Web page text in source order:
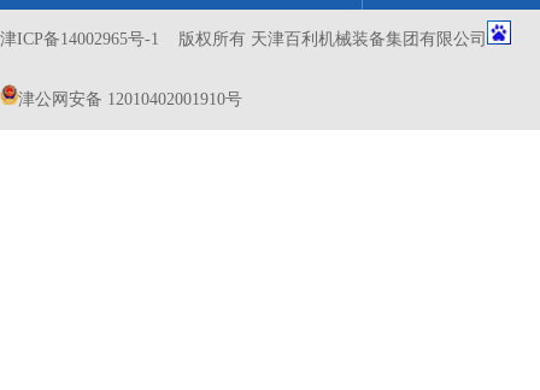
津ICP备14002965号-1 版权所有 天津百利机械装备集团有限公司
津公网安备 12010402001910号